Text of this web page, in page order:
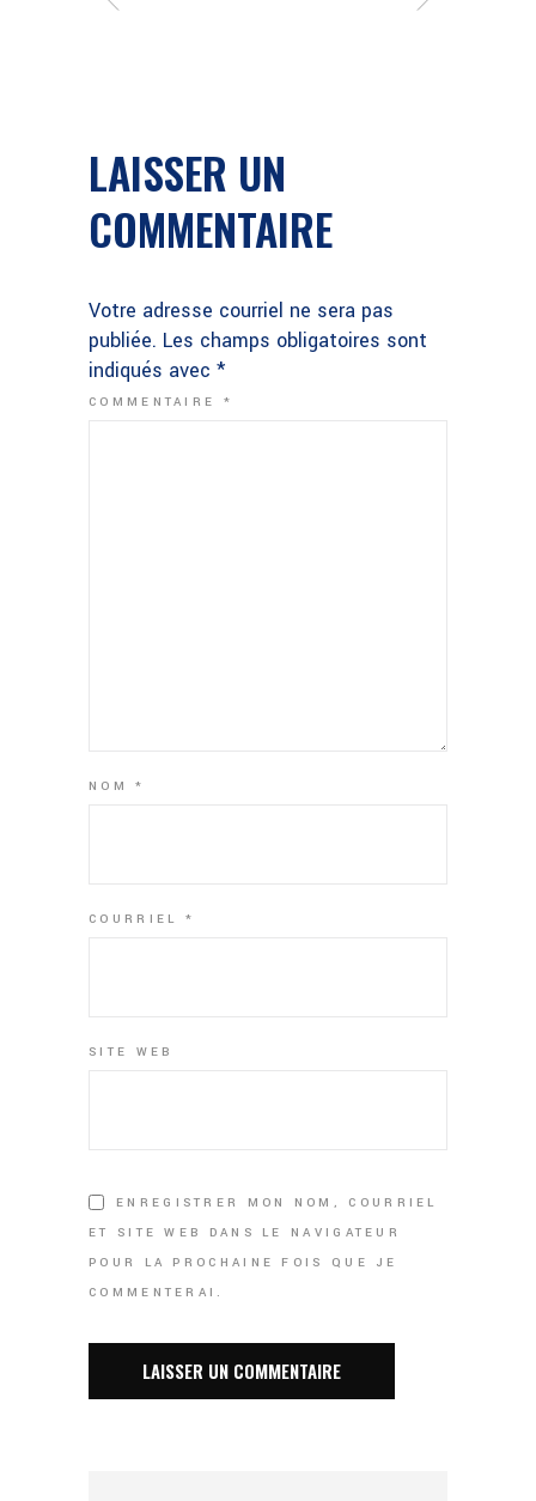
LAISSER UN
COMMENTAIRE
Votre adresse courriel ne sera pas
publiée. Les champs obligatoires sont
indiqués avec *
COMMENTAIRE *
NOM*
COURRIEL *
SITE WEB
ENREGISTRER MON NOM, COURRIEL
ET SITE WEB DANS LE NAVIGATEUR
POUR LA PROCHAINE FOIS QUE JE
COMMENTERAI.